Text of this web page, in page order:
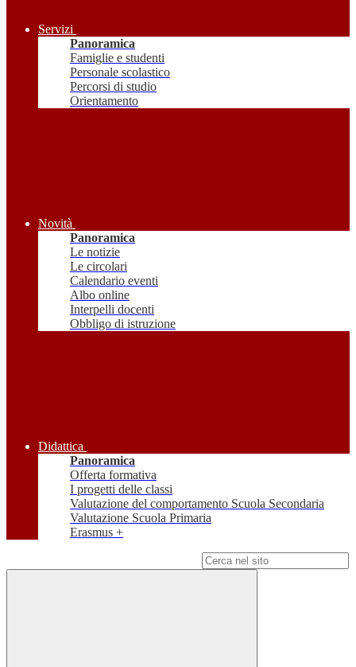
Servizi
Panoramica
Famiglie e studenti
Personale scolastico
Percorsi di studio
Orientamento
Novità
Panoramica
Le notizie
Le circolari
Calendario eventi
Albo online
Interpelli docenti
Obbligo di istruzione
Didattica
Panoramica
Offerta formativa
I progetti delle classi
Valutazione del comportamento Scuola Secondaria
Valutazione Scuola Primaria
Erasmus +